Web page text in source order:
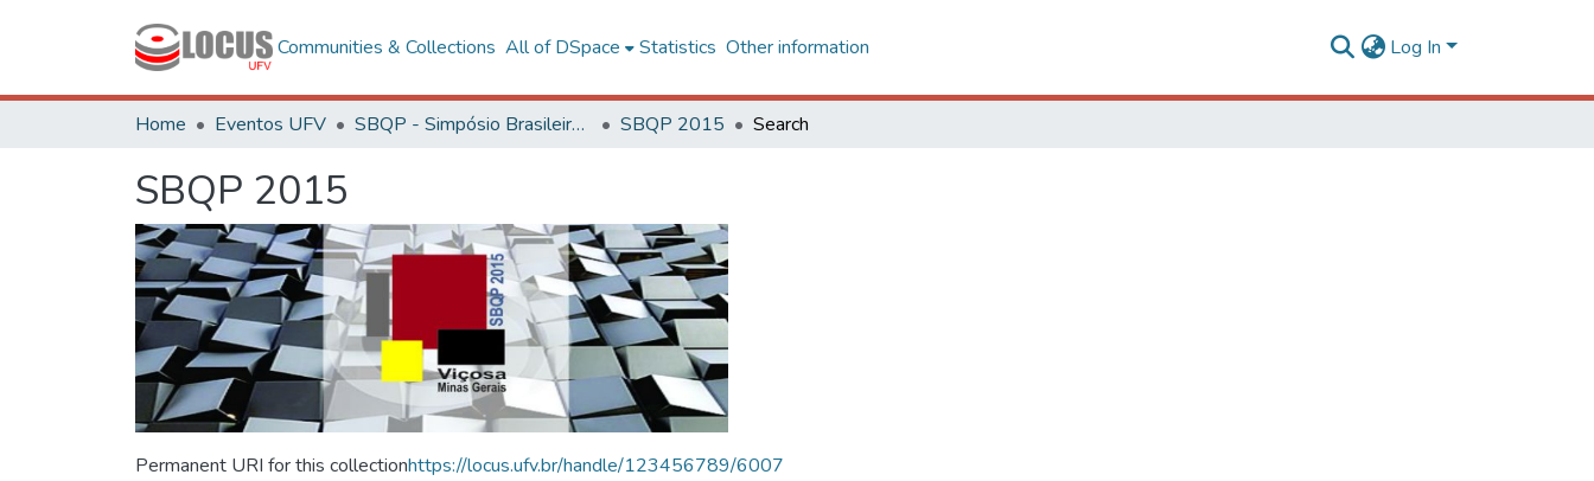
Communities & Collections All of DSpace Statistics Other information Log In
Home Eventos UFV SBQP - Simpósio Brasileiro de Qualidade do Projeto no Ambiente Construído SBQP 2015 Search
SBQP 2015
Permanent URI for this collectionhttps://locus.ufv.br/handle/123456789/6007